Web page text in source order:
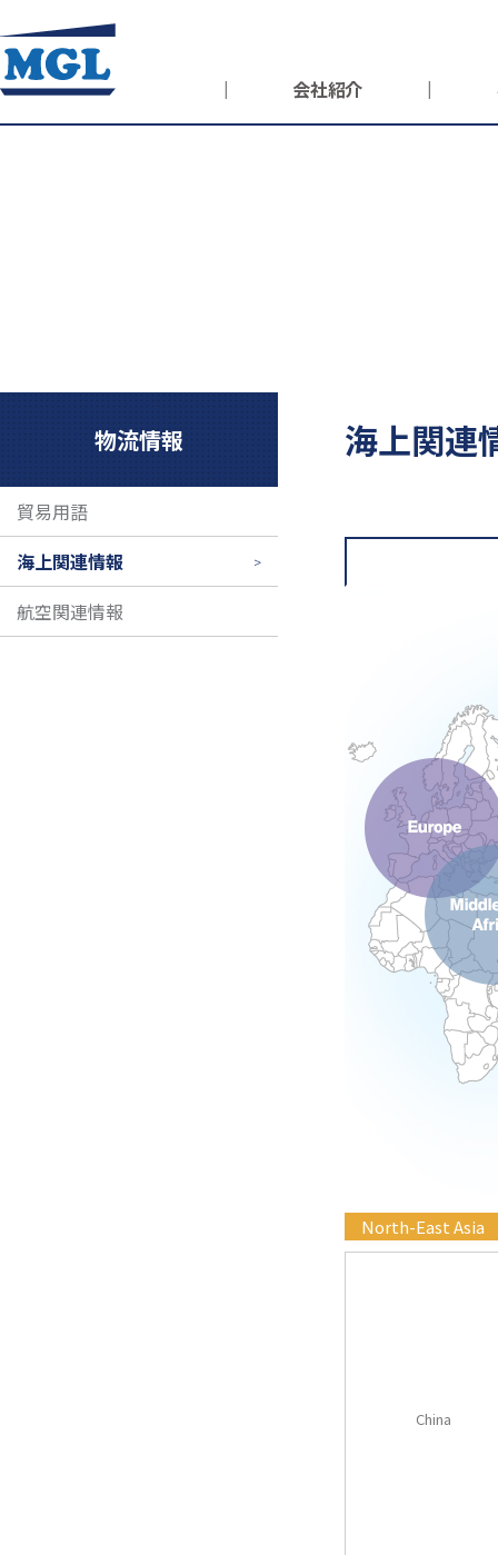
会社紹介
物流情報
貿易用語
海上関連情報
航空関連情報
海上関連
North-East Asia
China